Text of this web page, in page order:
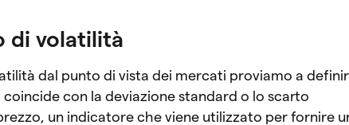
di volatilità
dal punto di vista dei mercati proviamo a
con la deviazione standard o lo scarto
un indicatore che viene utilizzato per fornire